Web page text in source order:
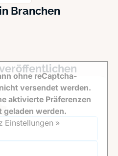
Branchen
ohne reCaptcha-
versendet werden.
aktivierte Präferenzen
geladen werden.
Einstellungen »